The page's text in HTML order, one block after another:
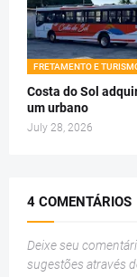
FRETAMENTO E
Costa do Sol
um urbano
July 28, 2026
4 COMENTÁRIOS
Deixe seu
sugestões através